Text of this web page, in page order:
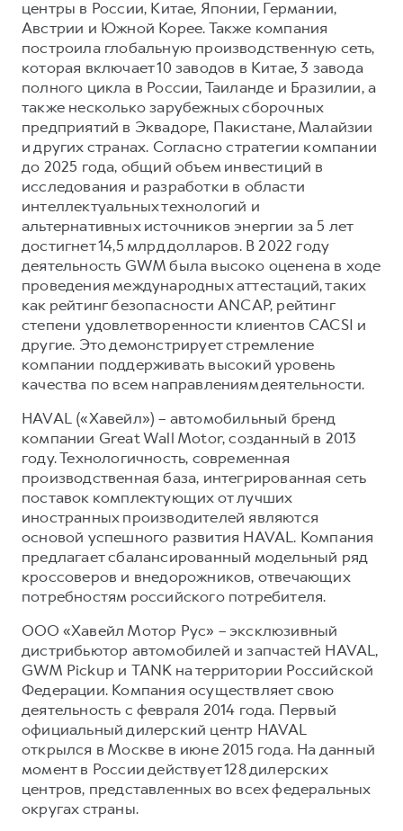
центры в России, Китае, Японии, Германии,
Австрии и Южной Корее. Также компания
построила глобальную производственную сеть,
которая включает 10 заводов в Китае, 3 завода
полного цикла в России, Таиланде и Бразилии, а
также несколько зарубежных сборочных
предприятий в Эквадоре, Пакистане, Малайзии
и других странах. Согласно стратегии компании
до 2025 года, общий объем инвестиций в
исследования и разработки в области
интеллектуальных технологий и
альтернативных источников энергии за 5 лет
достигнет 14,5 млрд долларов. В 2022 году
деятельность GWM была высоко оценена в ходе
проведения международных аттестаций, таких
как рейтинг безопасности ANCAP, рейтинг
степени удовлетворенности клиентов CACSI и
другие. Это демонстрирует стремление
компании поддерживать высокий уровень
качества по всем направлениям деятельности.
HAVAL («Хавейл») – автомобильный бренд
компании Great Wall Motor, созданный в 2013
году. Технологичность, современная
производственная база, интегрированная сеть
поставок комплектующих от лучших
иностранных производителей являются
основой успешного развития HAVAL. Компания
предлагает сбалансированный модельный ряд
кроссоверов и внедорожников, отвечающих
потребностям российского потребителя.
ООО «Хавейл Мотор Рус» – эксклюзивный
дистрибьютор автомобилей и запчастей HAVAL,
GWM Pickup и TANK на территории Российской
Федерации. Компания осуществляет свою
деятельность с февраля 2014 года. Первый
официальный дилерский центр HAVAL
открылся в Москве в июне 2015 года. На данный
момент в России действует 128 дилерских
центров, представленных во всех федеральных
округах страны.